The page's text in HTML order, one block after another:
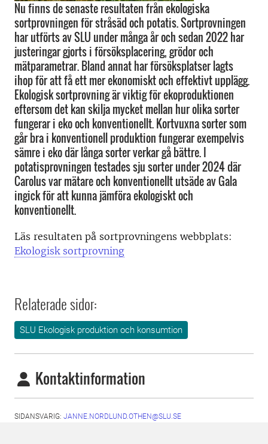
Nu finns de senaste resultaten från ekologiska
sortprovningen för stråsäd och potatis. Sortprovningen
har utförts av SLU under många år och sedan 2022 har
justeringar gjorts i försöksplacering, grödor och
mätparametrar. Bland annat har försöksplatser lagts
ihop för att få ett mer ekonomiskt och effektivt upplägg.
Ekologisk sortprovning är viktig för ekoproduktionen
eftersom det kan skilja mycket mellan hur olika sorter
fungerar i eko och konventionellt. Kortvuxna sorter som
går bra i konventionell produktion fungerar exempelvis
sämre i eko där långa sorter verkar gå bättre. I
potatisprovningen testades sju sorter under 2024 där
Carolus var mätare och konventionellt utsäde av Gala
ingick för att kunna jämföra ekologiskt och
konventionellt.
Läs resultaten på sortprovningens webbplats:
Ekologisk sortprovning
Relaterade sidor:
SLU Ekologisk produktion och konsumtion
Kontaktinformation
SIDANSVARIG: JANNE.NORDLUND.OTHEN@SLU.SE